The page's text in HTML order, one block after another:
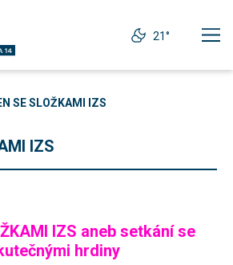
21°
SE SLOŽKAMI IZS
IZS
IZS aneb setkání se
hrdiny